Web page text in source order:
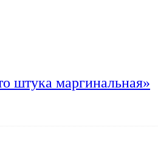
штука маргинальная»